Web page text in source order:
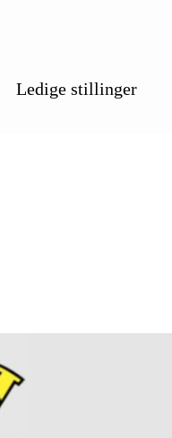
Ledige stillinger